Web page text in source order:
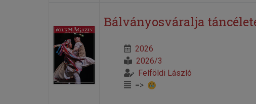
Bálványosváralja
2026
2026/3
Felföldi László
=>